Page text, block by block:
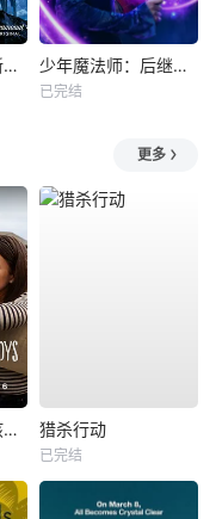
星际迷航：奇异新世界第四季 少年魔法师：后继者第三季
已完结
更多
我与沃尔特家男孩的生活第三季 猎杀行动
已完结